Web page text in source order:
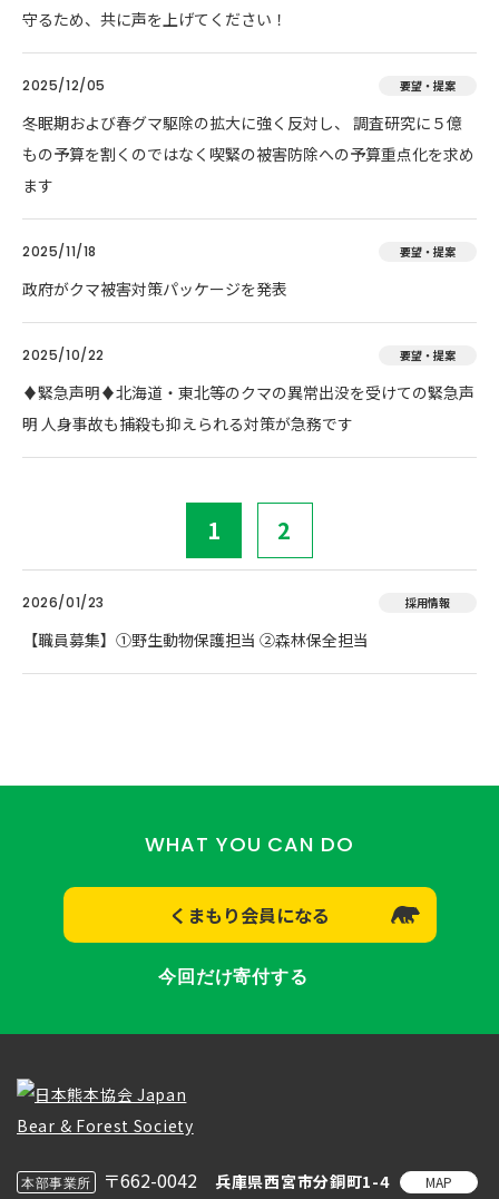
守るため、共に声を上げてください！
2025/12/05 要望・提案
冬眠期および春グマ駆除の拡大に強く反対し、 調査研究に５億
もの予算を割くのではなく喫緊の被害防除への予算重点化を求め
ます
2025/11/18 要望・提案
政府がクマ被害対策パッケージを発表
2025/10/22 要望・提案
♦️緊急声明♦️北海道・東北等のクマの異常出没を受けての緊急声
明 人身事故も捕殺も抑えられる対策が急務です
1 2
2026/01/23 採用情報
【職員募集】①野生動物保護担当 ②森林保全担当
WHAT YOU CAN DO
くまもり会員になる
今回だけ寄付する
本部事業所 〒662-0042 兵庫県西宮市分銅町1-4 MAP